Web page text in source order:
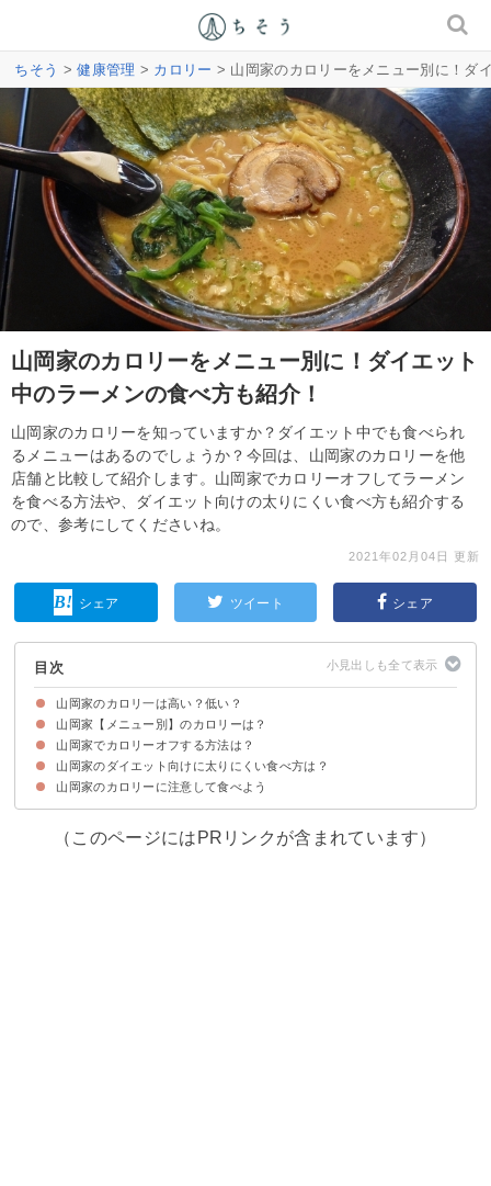
ちそう >健康管理 > カロリー > 山岡家のカロリーをメニュー別に！ダ
山岡家のカロリーをメニュー別に！ダイエット
中のラーメンの食べ方も紹介！
山岡家のカロリーを知っていますか？ダイエット中でも食べられ
るメニューはあるのでしょうか？今回は、山岡家のカロリーを他
店舗と比較して紹介します。山岡家でカロリーオフしてラーメン
を食べる方法や、ダイエット向けの太りにくい食べ方も紹介する
ので、参考にしてくださいね。
2021年02月04日 更新
シェア ツイート シェア
目次
山岡家のカロリ一は高い？低い？
山岡家【メニュー別】のカロリーは？
山岡家（ラーメン・丼）のカロリー・糖質
ラーメン（1杯）のカロリーを他店舗と比較
山岡家ラーメン（1杯）のカロリー消費に必要な運動量
山岡家でカロリーオフする方法は？
①炭水化物である替え玉・ご飯の追加をしない
②スープを全部飲まない
③麺から食べ始めない
山岡家のダイエット向けに太りにくい食べ方は？
①夜の締めに食べない
②お茶と一緒に食べる
③薬味や野菜をトッピングする
山岡家のカロリーに注意して食べよう
（このページにはPRリンクが含まれています）